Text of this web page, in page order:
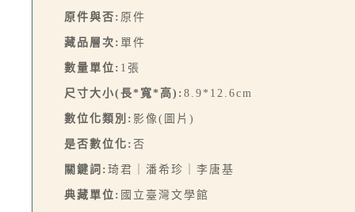
原件與否: 原件
藏品層次: 單件
數量單位: 1張
尺寸大小(長*寬*高): 8.9*12.6cm
數位化類別: 影像(圖片)
是否數位化: 否
關鍵詞: 琦君｜潘希珍｜李唐基
典藏單位: 國立臺灣文學館